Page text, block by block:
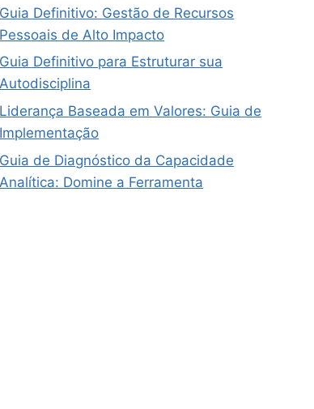
Guia Definitivo: Gestão de Recursos
Pessoais de Alto Impacto
Guia Definitivo para Estruturar sua
Autodisciplina
Liderança Baseada em Valores: Guia de
Implementação
Guia de Diagnóstico da Capacidade
Analítica: Domine a Ferramenta